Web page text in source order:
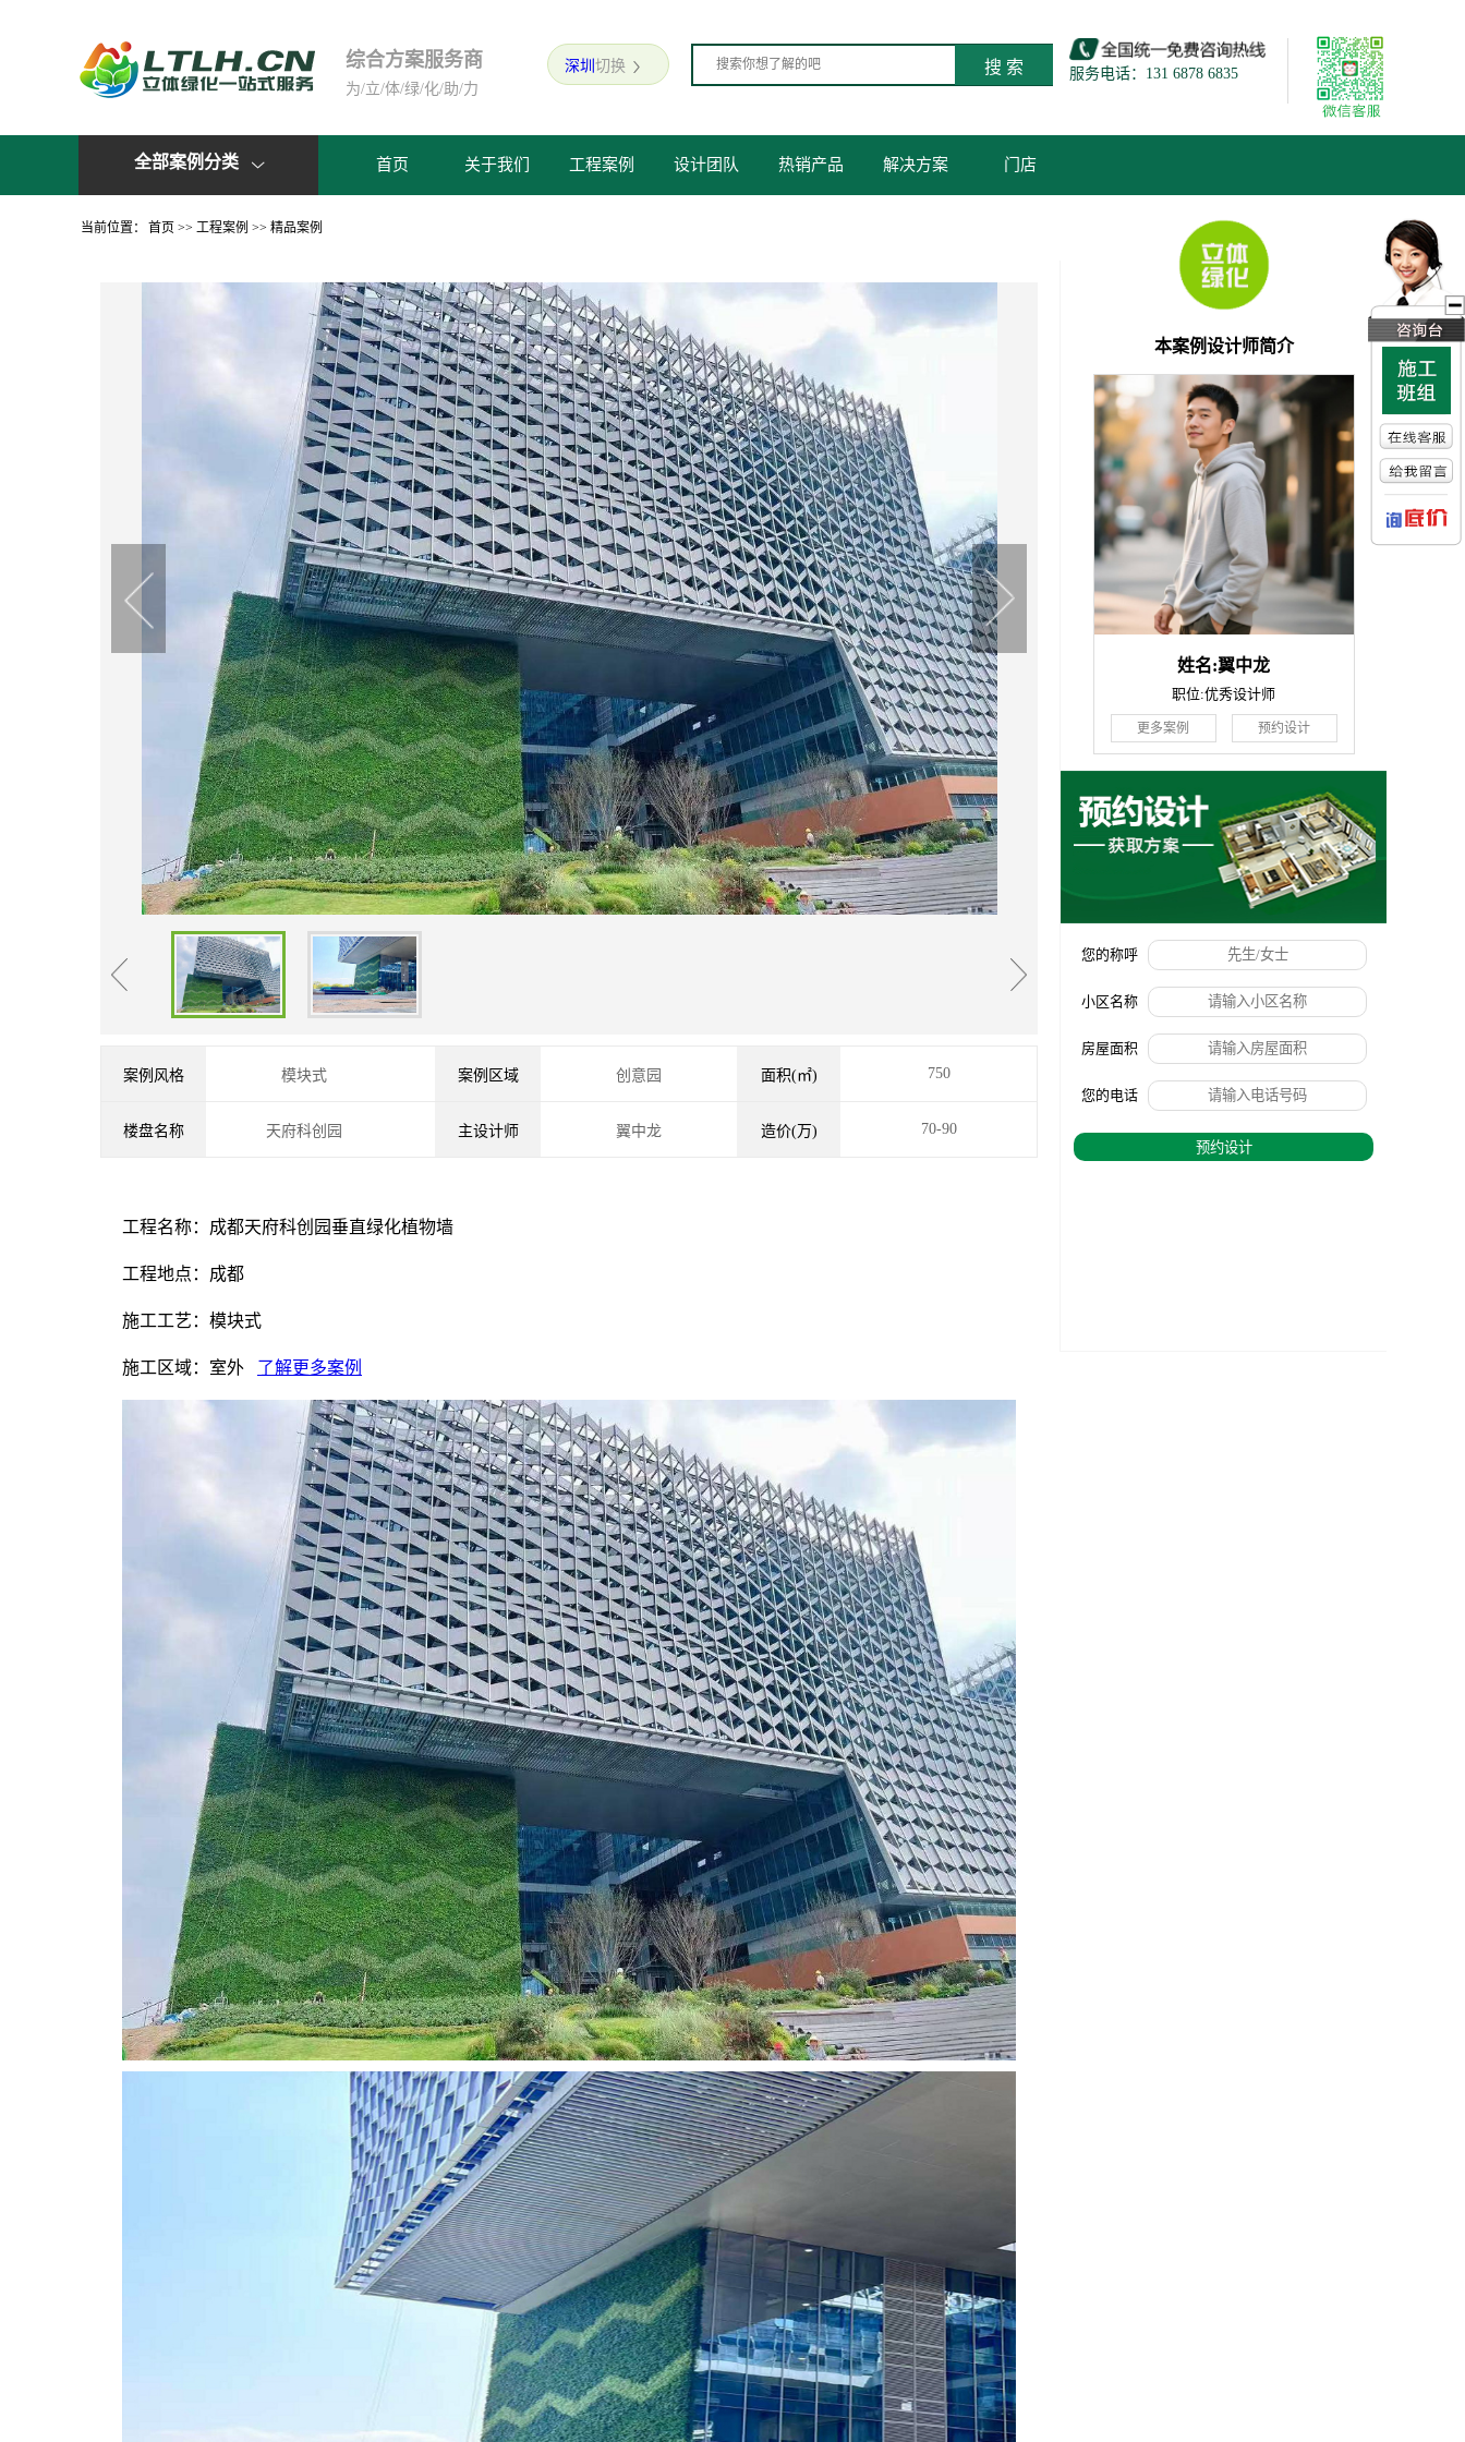
综合方案服务商
为/立/体/绿/化/助/力
深圳 切换  服务电话：131 6878 6835
搜 索
全部案例分类  首页 关于我们 工程案例 设计团队 热销产品 解决方案 门店
当前位置： 首页 >> 工程案例 >> 精品案例
案例风格 模块式 案例区域 创意园 面积(㎡) 750
楼盘名称 天府科创园 主设计师 翼中龙 造价(万) 70-90
工程名称：成都天府科创园垂直绿化植物墙
工程地点：成都
施工工艺：模块式
施工区域：室外 了解更多案例
本案例设计师简介
姓名:翼中龙
职位:优秀设计师
更多案例 预约设计
您的称呼
小区名称
房屋面积
您的电话